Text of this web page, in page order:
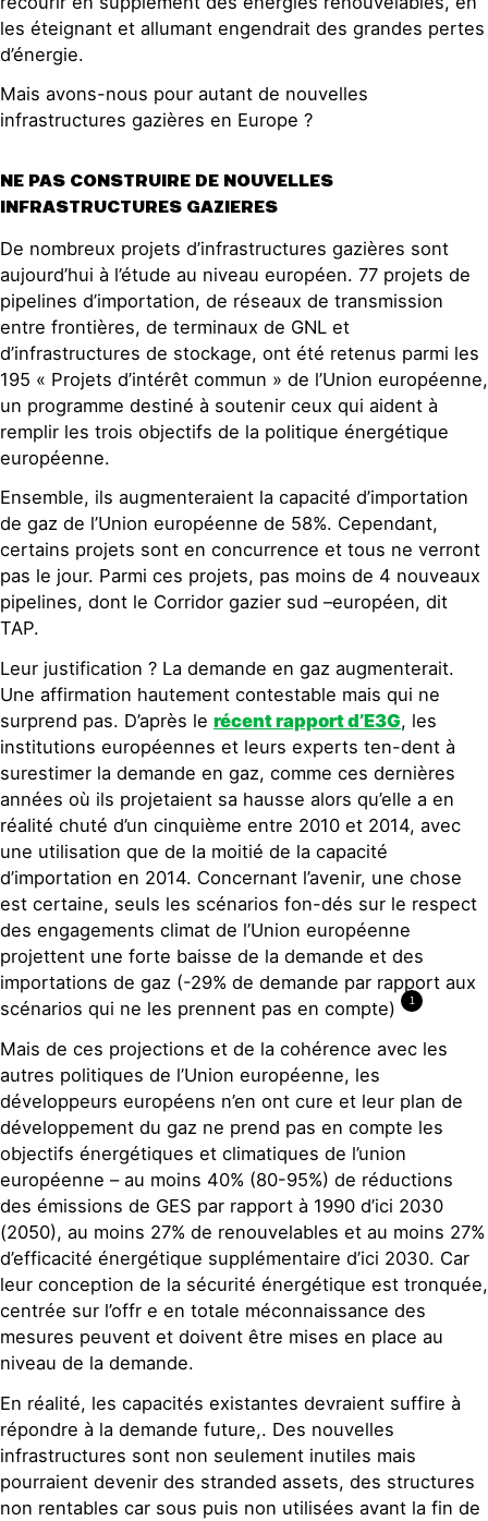
les éteignant et allumant engendrait des grandes pertes
d’énergie.
Mais avons-nous pour autant de nouvelles
infrastructures gazières en Europe ?
NE PAS CONSTRUIRE DE NOUVELLES
INFRASTRUCTURES GAZIERES
De nombreux projets d’infrastructures gazières sont
aujourd’hui à l’étude au niveau européen. 77 projets de
pipelines d’importation, de réseaux de transmission
entre frontières, de terminaux de GNL et
d’infrastructures de stockage, ont été retenus parmi les
195 « Projets d’intérêt commun » de l’Union européenne,
un programme destiné à soutenir ceux qui aident à
remplir les trois objectifs de la politique énergétique
européenne.
Ensemble, ils augmenteraient la capacité d’importation
de gaz de l’Union européenne de 58%. Cependant,
certains projets sont en concurrence et tous ne verront
pas le jour. Parmi ces projets, pas moins de 4 nouveaux
pipelines, dont le Corridor gazier sud –européen, dit
TAP.
Leur justification ? La demande en gaz augmenterait.
Une affirmation hautement contestable mais qui ne
surprend pas. D’après le récent rapport d’E3G, les
institutions européennes et leurs experts ten-dent à
surestimer la demande en gaz, comme ces dernières
années où ils projetaient sa hausse alors qu’elle a en
réalité chuté d’un cinquième entre 2010 et 2014, avec
une utilisation que de la moitié de la capacité
d’importation en 2014. Concernant l’avenir, une chose
est certaine, seuls les scénarios fon-dés sur le respect
des engagements climat de l’Union européenne
projettent une forte baisse de la demande et des
importations de gaz (-29% de demande par rapport aux
scénarios qui ne les prennent pas en compte)
1
Mais de ces projections et de la cohérence avec les
autres politiques de l’Union européenne, les
développeurs européens n’en ont cure et leur plan de
développement du gaz ne prend pas en compte les
objectifs énergétiques et climatiques de l’union
européenne – au moins 40% (80-95%) de réductions
des émissions de GES par rapport à 1990 d’ici 2030
(2050), au moins 27% de renouvelables et au moins 27%
d’efficacité énergétique supplémentaire d’ici 2030. Car
leur conception de la sécurité énergétique est tronquée,
centrée sur l’offr e en totale méconnaissance des
mesures peuvent et doivent être mises en place au
niveau de la demande.
En réalité, les capacités existantes devraient suffire à
répondre à la demande future,. Des nouvelles
infrastructures sont non seulement inutiles mais
pourraient devenir des stranded assets, des structures
non rentables car sous puis non utilisées avant la fin de